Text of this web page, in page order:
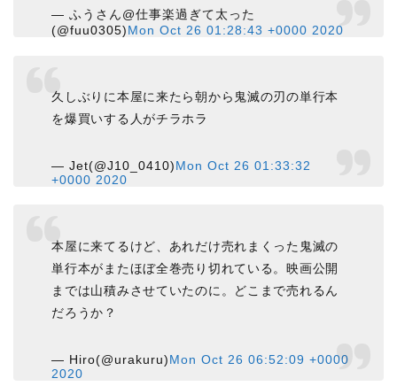
— ふうさん@仕事楽過ぎて太った
(@fuu0305)Mon Oct 26 01:28:43 +0000 2020
久しぶりに本屋に来たら朝から鬼滅の刃の単行本
を爆買いする人がチラホラ
— Jet(@J10_0410)Mon Oct 26 01:33:32
+0000 2020
本屋に来てるけど、あれだけ売れまくった鬼滅の
単行本がまたほぼ全巻売り切れている。映画公開
までは山積みさせていたのに。どこまで売れるん
だろうか？
— Hiro(@urakuru)Mon Oct 26 06:52:09 +0000
2020